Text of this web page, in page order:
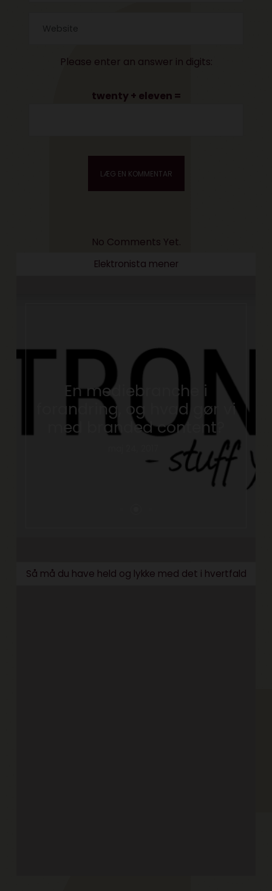
Please enter an answer in digits:
twenty + eleven =
No Comments Yet.
Elektronista mener
En mediebranche i
forandring, og hvad gør vi
med branded content?
Så må du have held og lykke med det i hvertfald